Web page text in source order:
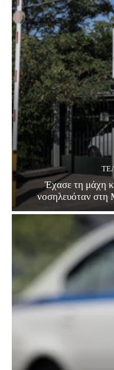
Έχασε τη μάχη
νοσηλευόταν στη